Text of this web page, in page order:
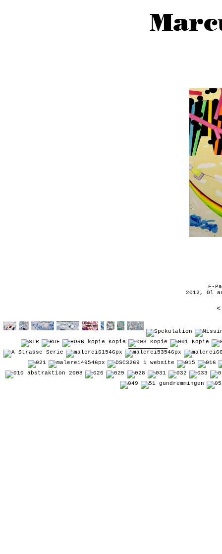
F-
2012, Öl
<